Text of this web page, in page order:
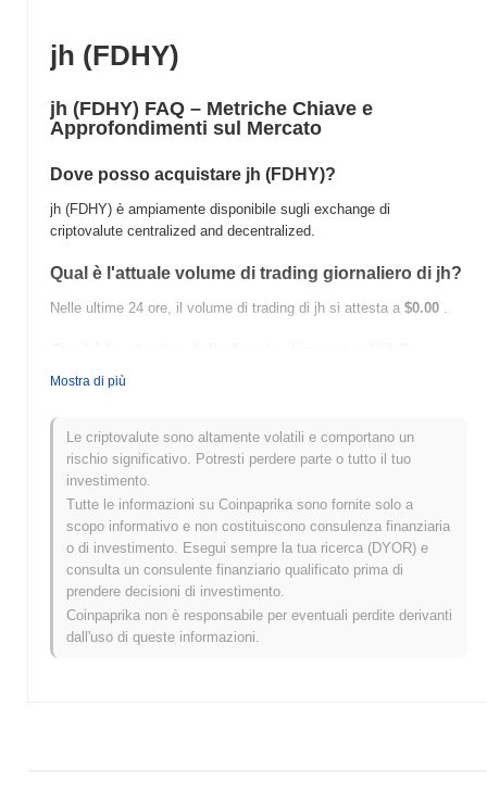
jh (FDHY)
jh (FDHY) FAQ – Metriche Chiave e
Approfondimenti sul Mercato
Dove posso acquistare jh (FDHY)?
jh (FDHY) è ampiamente disponibile sugli exchange di
criptovalute centralized and decentralized.
Qual è l'attuale volume di trading giornaliero di jh?
Nelle ultime 24 ore, il volume di trading di jh si attesta a $0.00 .
Massimo Storico (ATH):
jh è attualmente scambiato ~3.04% al di sotto del suo ATH .
crypto più ampio?
Negli ultimi 7 giorni, jh ha guadagnato0.00%, sottoperformando il
mercato crypto complessivo che ha registrato un guadagno del
0.04%. Ciò indica un ritardo temporaneo nell'azione del prezzo di
FDHY rispetto allo slancio del mercato più ampio.
Mostra di più
Le criptovalute sono altamente volatili e comportano un
rischio significativo. Potresti perdere parte o tutto il tuo
investimento.
Tutte le informazioni su Coinpaprika sono fornite solo a
scopo informativo e non costituiscono consulenza finanziaria
o di investimento. Esegui sempre la tua ricerca (DYOR) e
consulta un consulente finanziario qualificato prima di
prendere decisioni di investimento.
Coinpaprika non è responsabile per eventuali perdite derivanti
dall'uso di queste informazioni.